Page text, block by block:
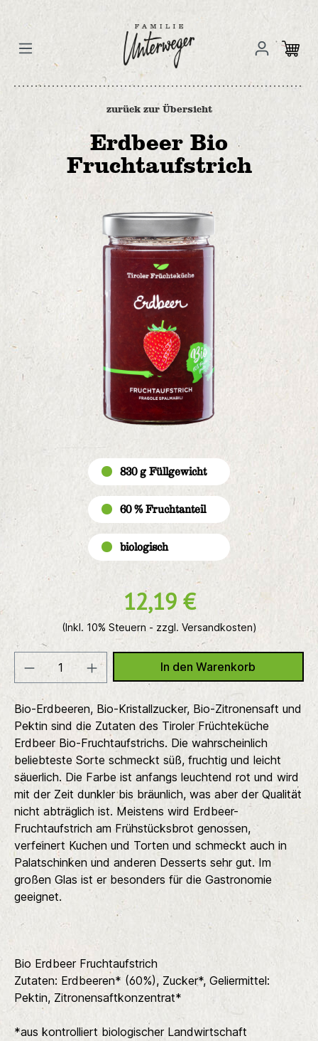
zurück zur Übersicht
Erdbeer Bio
Fruchtaufstrich
830 g Füllgewicht
60 % Fruchtanteil
biologisch
12,19 €
(Inkl. 10% Steuern - zzgl. Versandkosten)
In den Warenkorb
Bio-Erdbeeren, Bio-Kristallzucker, Bio-Zitronensaft und
Pektin sind die Zutaten des Tiroler Früchteküche
Erdbeer Bio-Fruchtaufstrichs. Die wahrscheinlich
beliebteste Sorte schmeckt süß, fruchtig und leicht
säuerlich. Die Farbe ist anfangs leuchtend rot und wird
mit der Zeit dunkler bis bräunlich, was aber der Qualität
nicht abträglich ist. Meistens wird Erdbeer-
Fruchtaufstrich am Frühstücksbrot genossen,
verfeinert Kuchen und Torten und schmeckt auch in
Palatschinken und anderen Desserts sehr gut.Im
großen Glas ist er besonders für die Gastronomie
geeignet.
Bio Erdbeer Fruchtaufstrich
Zutaten: Erdbeeren* (60%), Zucker*, Geliermittel:
Pektin, Zitronensaftkonzentrat*
*aus kontrolliert biologischer Landwirtschaft